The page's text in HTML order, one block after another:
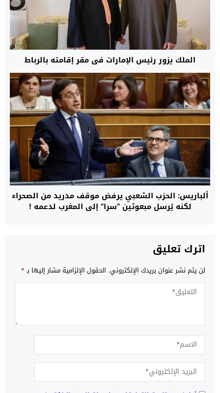
الملك يزور رئيس الإمارات في مقر إقامته بالرباط
ألباريس: الحزب الشعبي يرفض موقف مدريد من الصحراء
لكنه يُرسل مبعوثين “سرا” إلى المغرب لدعمه !
اترك تعليق
لن يتم نشر عنوان بريدك الإلكتروني. الحقول الإلزامية مشار إليها بـ*